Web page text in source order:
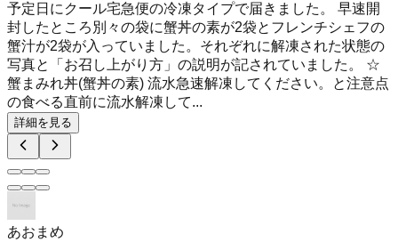
予定日にクール宅急便の冷凍タイプで届きました。 早速開
封したところ別々の袋に蟹丼の素が2袋とフレンチシェフの
蟹汁が2袋が入っていました。それぞれに解凍された状態の
写真と「お召し上がり方」の説明が記されていました。 ☆
蟹まみれ丼(蟹丼の素) 流水急速解凍してください。と注意点
の食べる直前に流水解凍して...
詳細を見る
あおまめ